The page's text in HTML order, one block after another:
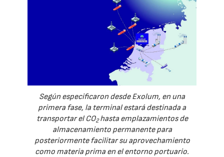
Según especificaron desde Exolum, en una
primera fase, la terminal estará destinada a
transportar el CO2hasta emplazamientos de
almacenamiento permanente para
posteriormente facilitar su aprovechamiento
como materia prima en el entorno portuario.